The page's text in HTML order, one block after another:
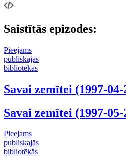
Saistītās epizodes:
Pieejams
publiskajās
bibliotēkās
Savai zemītei (1997-04-
Savai zemītei (1997-05-
Pieejams
publiskajās
bibliotēkās